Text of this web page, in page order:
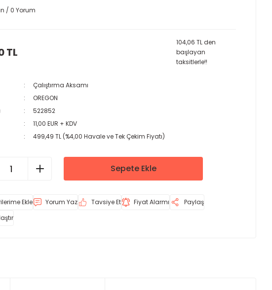
/ 0 Yorum
TL
104,06 TL den
başlayan
taksitlerle!!
Çalıştırma Aksamı
OREGON
522852
11,00 EUR + KDV
499,49 TL (%4,00 Havale ve Tek Çekim Fiyatı)
Sepete Ekle
Yorum Yaz Tavsiye Et Fiyat Alarmı
Paylaş